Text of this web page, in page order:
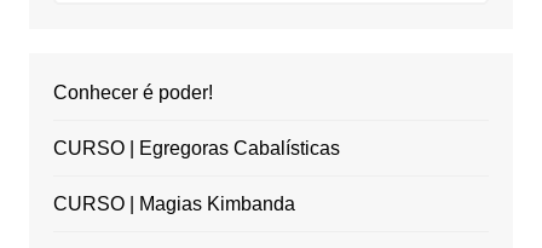
Conhecer é poder!
CURSO | Egregoras Cabalísticas
CURSO | Magias Kimbanda